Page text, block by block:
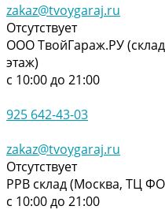
zakaz@tvoygaraj.ru
Отсутствует
ООО ТвойГараж.РУ
этаж)
с 10:00 до 21:00
925 642-43-03
zakaz@tvoygaraj.ru
Отсутствует
РРВ склад (Москва, ТЦ
с 10:00 до 21:00